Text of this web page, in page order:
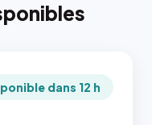
dans 12 h